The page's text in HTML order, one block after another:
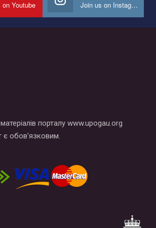
сделать - это зайти на наш канал YouTube
лайк под видео.
Youtube Join us on Instagram
порталу www.upogau.org
є обов’язковим.